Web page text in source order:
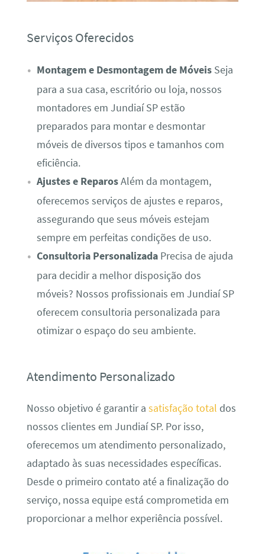
Serviços Oferecidos
Montagem e Desmontagem de MóveisSeja
para a sua casa, escritório ou loja, nossos
montadores em Jundiaí SP estão
preparados para montar e desmontar
móveis de diversos tipos e tamanhos com
eficiência.
Ajustes e ReparosAlém da montagem,
oferecemos serviços de ajustes e reparos,
assegurando que seus móveis estejam
sempre em perfeitas condições de uso.
Consultoria PersonalizadaPrecisa de ajuda
para decidir a melhor disposição dos
móveis? Nossos profissionais em Jundiaí SP
oferecem consultoria personalizada para
otimizar o espaço do seu ambiente.
Atendimento Personalizado
Nosso objetivo é garantir a satisfação total dos
nossos clientes em Jundiaí SP. Por isso,
oferecemos um atendimento personalizado,
adaptado às suas necessidades específicas.
Desde o primeiro contato até a finalização do
serviço, nossa equipe está comprometida em
proporcionar a melhor experiência possível.